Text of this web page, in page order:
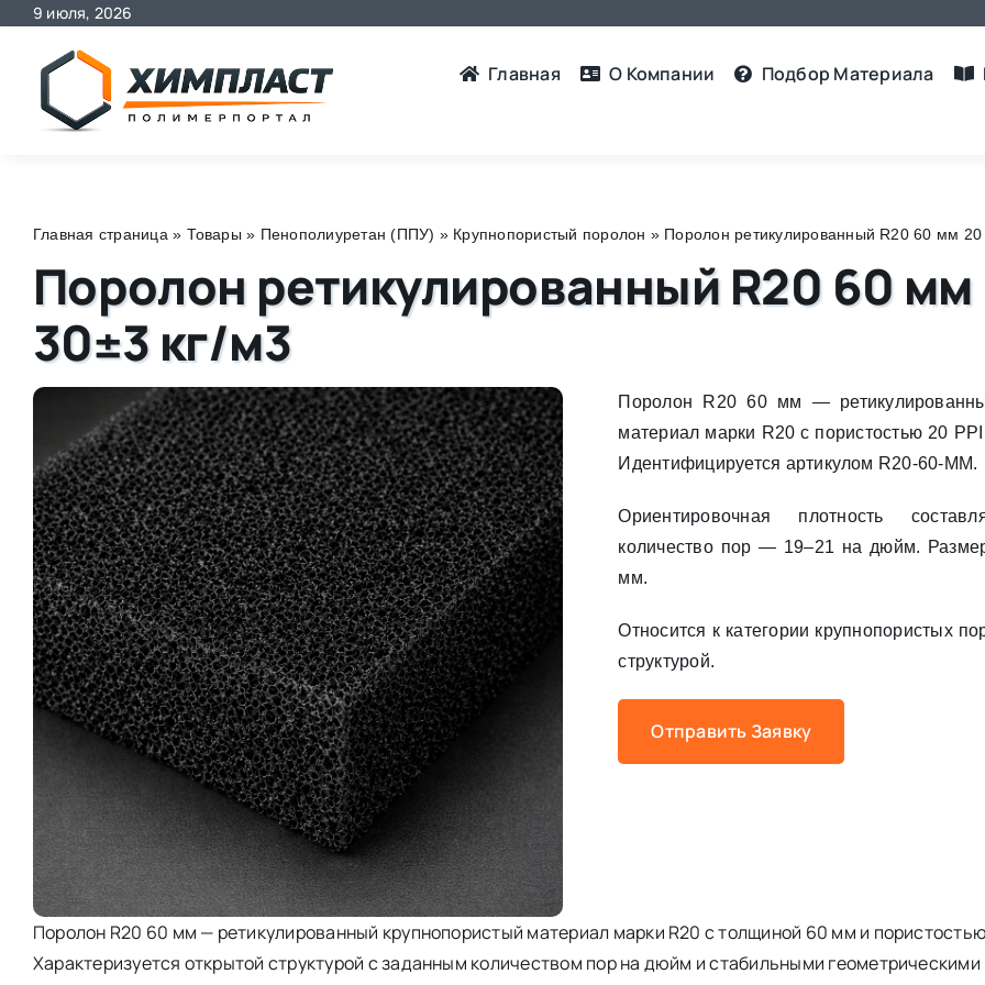
Skip
content
9 июля, 2026
Главная О Компании Подбор Материалa
Главная страница » Товары » Пенополиуретан (ППУ) » Крупнопористый поролон » Поролон ретикулированный R20 60 мм 20
Поролон ретикулированный R20 60 мм
30±3 кг/м3
Поролон R20 60 мм —
материал марки R20 с пористостью 20
Идентифицируется артикулом R20-60-MM.
Ориентировочная плотность
количество пор — 19–21 на дюйм.
мм.
Относится к категории крупнопористых
структурой.
Отправить Заявку
Поролон R20 60 мм — ретикулированный крупнопористый материал марки R20 с толщиной 60 мм и
Характеризуется открытой структурой с заданным количеством пор на дюйм и стабильными